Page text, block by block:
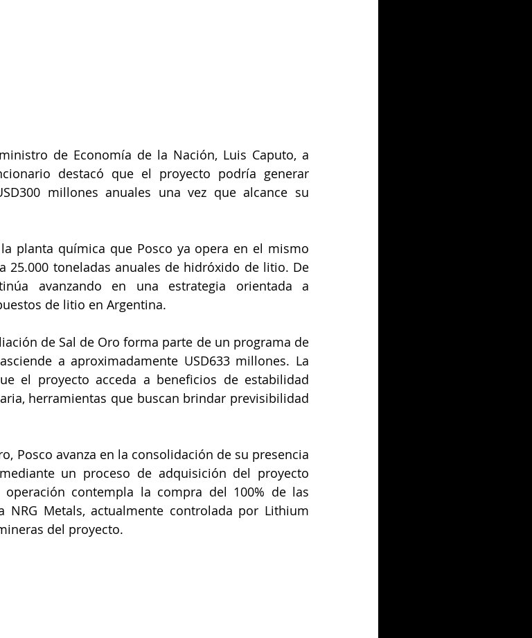
de Economía de la Nación, Luis Caputo, a
destacó que el proyecto podría generar
millones anuales una vez que alcance su
planta química que Posco ya opera en el mismo
25.000 toneladas anuales de hidróxido de litio. De
avanzando en una estrategia orientada a
de litio en Argentina.
de Sal de Oro forma parte de un programa de
a aproximadamente USD633 millones. La
el proyecto acceda a beneficios de estabilidad
herramientas que buscan brindar previsibilidad
Posco avanza en la consolidación de su presencia
un proceso de adquisición del proyecto
contempla la compra del 100% de las
NRG Metals, actualmente controlada por Lithium
del proyecto.